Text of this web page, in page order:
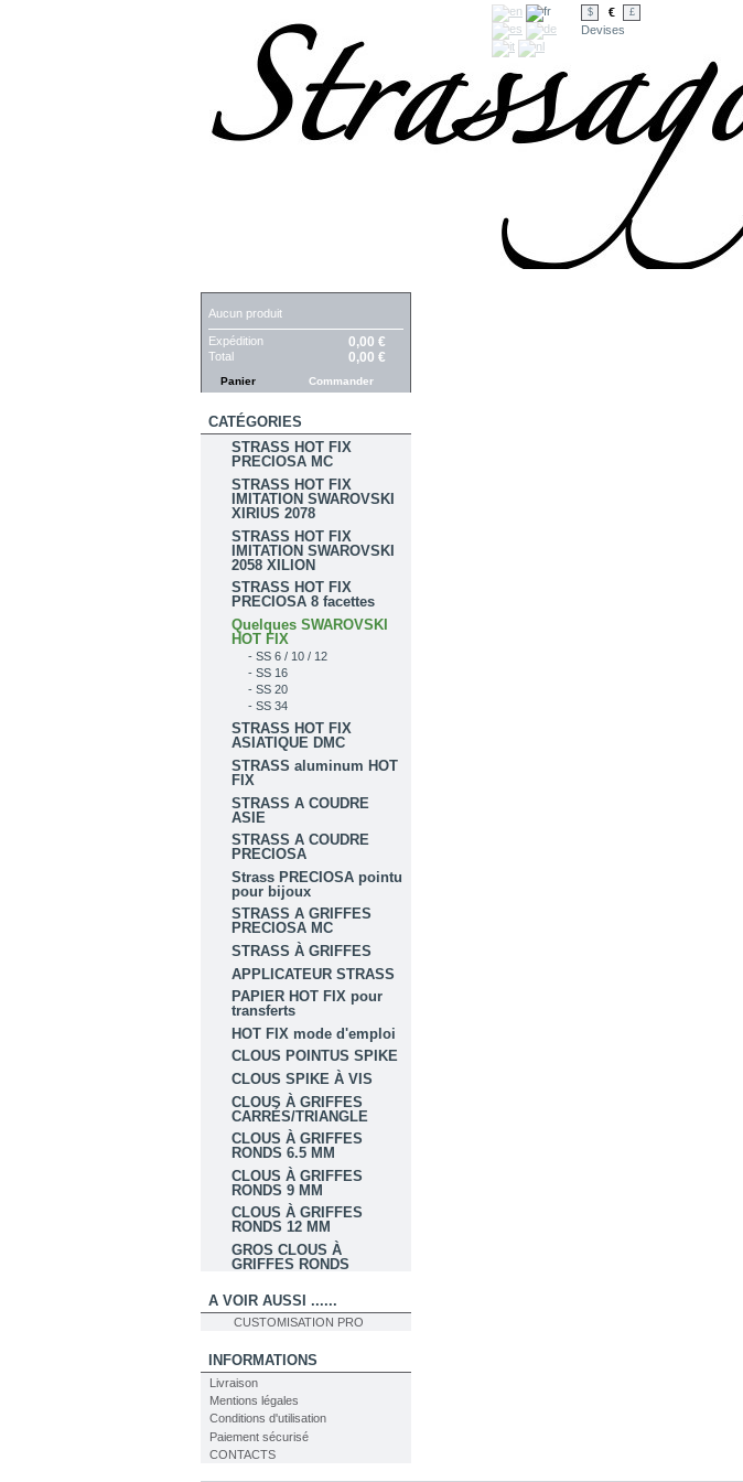
$ € £
Devises
Aucun produit
Expédition 0,00 €
Total 0,00 €
Panier Commander
CATÉGORIES
STRASS HOT FIX
PRECIOSA MC
STRASS HOT FIX
IMITATION SWAROVSKI
XIRIUS 2078
STRASS HOT FIX
IMITATION SWAROVSKI
2058 XILION
STRASS HOT FIX
PRECIOSA 8 facettes
Quelques SWAROVSKI
HOT FIX
- SS 6 / 10 / 12
- SS 16
- SS 20
- SS 34
STRASS HOT FIX
ASIATIQUE DMC
STRASS aluminum HOT
FIX
STRASS A COUDRE
ASIE
STRASS A COUDRE
PRECIOSA
Strass PRECIOSA pointu
pour bijoux
STRASS A GRIFFES
PRECIOSA MC
STRASS À GRIFFES
APPLICATEUR STRASS
PAPIER HOT FIX pour
transferts
HOT FIX mode d'emploi
CLOUS POINTUS SPIKE
CLOUS SPIKE À VIS
CLOUS À GRIFFES
CARRÉS/TRIANGLE
CLOUS À GRIFFES
RONDS 6.5 MM
CLOUS À GRIFFES
RONDS 9 MM
CLOUS À GRIFFES
RONDS 12 MM
GROS CLOUS À
GRIFFES RONDS
A VOIR AUSSI ......
CUSTOMISATION PRO
INFORMATIONS
Livraison
Mentions légales
Conditions d'utilisation
Paiement sécurisé
CONTACTS